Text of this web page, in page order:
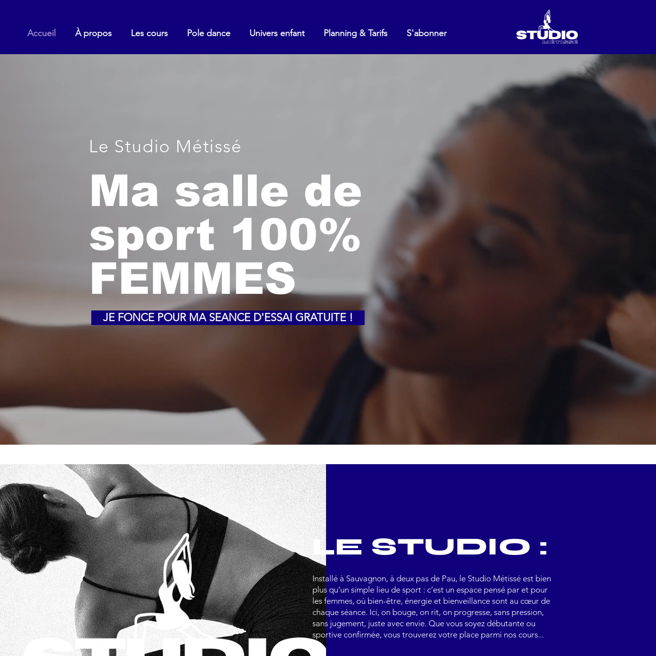
Accueil À propos Les cours Pole dance Univers enfant Planning & Tarifs S'abonner Témoignages Contact
Le Studio Métissé
Ma salle de
sport 100%
FEMMES
JE FONCE POUR MA SEANCE D'ESSAI GRATUITE !
LE STUDIO :
Installé à Sauvagnon, à deux pas de Pau, le Studio Métissé est bien
plus qu’un simple lieu de sport : c’est un espace pensé par et pour
les femmes, où bien-être, énergie et bienveillance sont au cœur de
chaque séance. Ici, on bouge, on rit, on progresse, sans pression,
sans jugement, juste avec envie. Que vous soyez débutante ou
sportive confirmée, vous trouverez votre place parmi nos cours...